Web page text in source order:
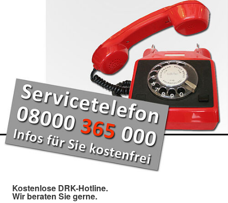
Kostenlose DRK-Hotline.
Wir beraten Sie gerne.